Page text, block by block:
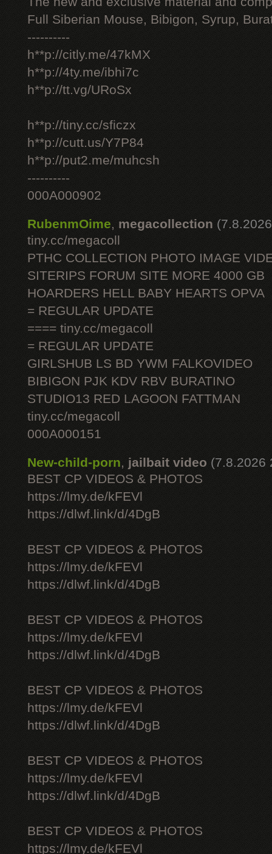
Full Siberian Mouse, Bibigon, Syrup,
----------
h**p://citly.me/47kMX
h**p://4ty.me/ibhi7c
h**p://tt.vg/URoSx
h**p://tiny.cc/sficzx
h**p://cutt.us/Y7P84
h**p://put2.me/muhcsh
----------
000A000902
RubenmOime, megacollection
tiny.cc/megacoll
PTHC COLLECTION PHOTO IMAGE
SITERIPS FORUM SITE MORE 4000 GB
HOARDERS HELL BABY HEARTS OPVA
= REGULAR UPDATE
==== tiny.cc/megacoll
= REGULAR UPDATE
GIRLSHUB LS BD YWM FALKOVIDEO
BIBIGON PJK KDV RBV BURATINO
STUDIO13 RED LAGOON FATTMAN
tiny.cc/megacoll
000A000151
New-child-porn, jailbait video (7.8.2026
BEST CP VIDEOS & PHOTOS
https://lmy.de/kFEVl
https://dlwf.link/d/4DgB
BEST CP VIDEOS & PHOTOS
https://lmy.de/kFEVl
https://dlwf.link/d/4DgB
BEST CP VIDEOS & PHOTOS
https://lmy.de/kFEVl
https://dlwf.link/d/4DgB
BEST CP VIDEOS & PHOTOS
https://lmy.de/kFEVl
https://dlwf.link/d/4DgB
BEST CP VIDEOS & PHOTOS
https://lmy.de/kFEVl
https://dlwf.link/d/4DgB
BEST CP VIDEOS & PHOTOS
https://lmy.de/kFEVl